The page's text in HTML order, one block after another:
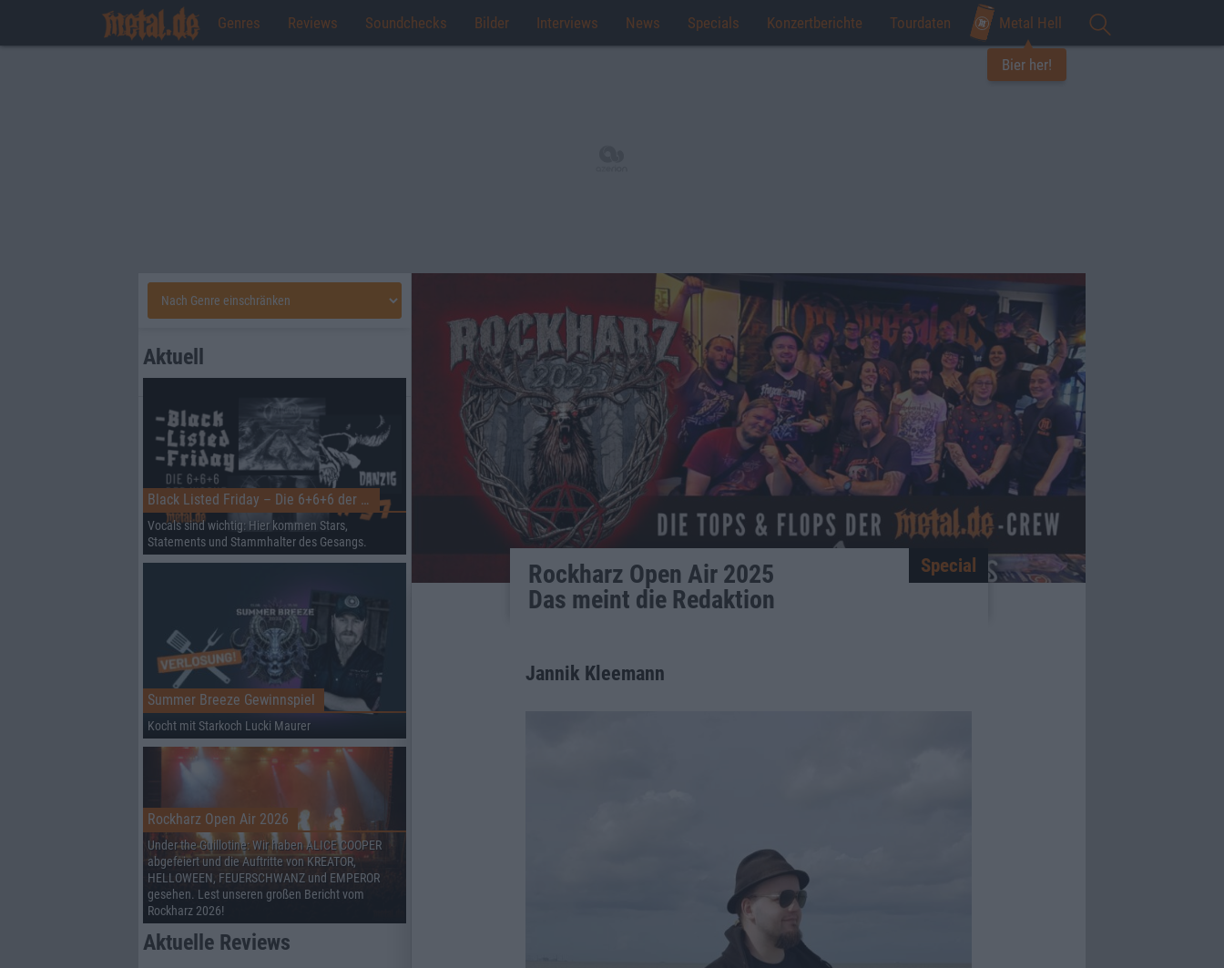
Genres Reviews Soundchecks Bilder Interviews News Specials Konzertberichte Tourdaten Metal Hell
Bier her!
Rockharz Open Air 2025
Das meint die Redaktion
Special
Jannik Kleemann
Aktuell
Black Listed Friday – Die 6+6+6 der Woche
Vocals sind wichtig: Hier kommen Stars,
Statements und Stammhalter des Gesangs.
Summer Breeze Gewinnspiel
Kocht mit Starkoch Lucki Maurer
Rockharz Open Air 2026
Under the Guillotine: Wir haben ALICE COOPER
abgefeiert und die Auftritte von KREATOR,
HELLOWEEN, FEUERSCHWANZ und EMPEROR
gesehen. Lest unseren großen Bericht vom
Rockharz 2026!
Aktuelle Reviews